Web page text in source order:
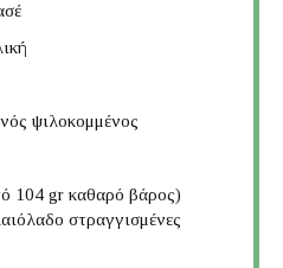
ψιλοκομμένος
104 gr καθαρό βάρος)
στραγγισμένες